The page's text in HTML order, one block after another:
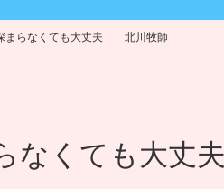
まらなくても大丈夫 北川牧師
らなくても大